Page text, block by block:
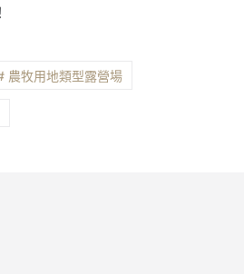
農牧用地類型露營場